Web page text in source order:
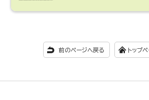
前のページへ戻る トップ